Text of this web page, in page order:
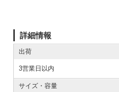
詳細情報
出荷
3営業日以内
サイズ・容量